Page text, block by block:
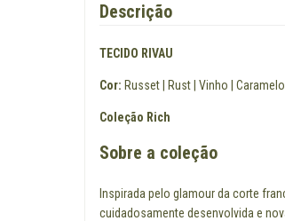
Descrição
TECIDO RIVAU
Cor: Russet | Rust | Vinho |
Coleção Rich
Sobre a coleção
Inspirada pelo glamour da corte
cuidadosamente desenvolvida e